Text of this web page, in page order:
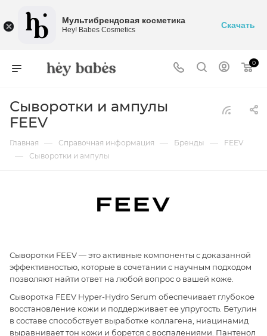
0
Сыворотки и ампулы
FEEV
Главная — Справочная информация — Бренды — FEEV
— Сыворотки и ампулы
Сыворотки FEEV — это активные компоненты с доказанной
эффективностью, которые в сочетании с научным подходом
позволяют найти ответ на любой вопрос о вашей коже.
Сыворотка FEEV Hyper-Hydro Serum обеспечивает глубокое
восстановление кожи и поддерживает ее упругость. Бетулин
в составе способствует выработке коллагена, ниацинамид
выравнивает тон кожи и борется с воспалениями. Пантенол
Мультибрендовая косметика
Hey! Babes Cosmetics Скачать